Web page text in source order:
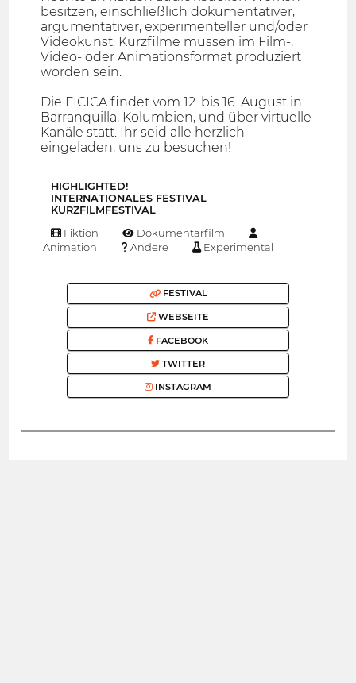
besitzen, einschließlich dokumentativer,
argumentativer, experimenteller und/oder
Videokunst. Kurzfilme müssen im Film-,
Video- oder Animationsformat produziert
worden sein.
Die FICICA findet vom 12. bis 16. August in
Barranquilla, Kolumbien, und über virtuelle
Kanäle statt. Ihr seid alle herzlich
eingeladen, uns zu besuchen!
HIGHLIGHTED!
INTERNATIONALES FESTIVAL
KURZFILMFESTIVAL
Fiktion
Dokumentarfilm
Animation
Andere Experimental
FESTIVAL
WEBSEITE
FACEBOOK
TWITTER
INSTAGRAM